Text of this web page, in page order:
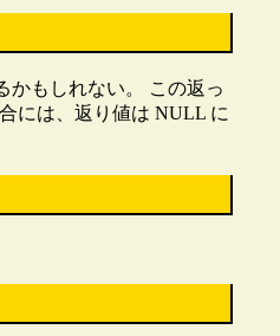
かもしれない。 この返っ
には、返り値は NULL に